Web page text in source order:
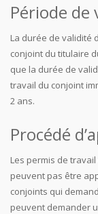
Période de
La durée de validité
conjoint du titulaire
que la durée de
travail du conjoint
2 ans.
Procédé
Les permis de
peuvent pas être
conjoints qui
peuvent demander